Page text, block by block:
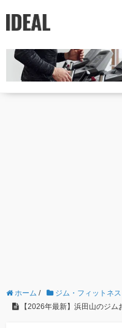
ホーム / ジム・フィットネス
【2026年最新】浜田山のジ